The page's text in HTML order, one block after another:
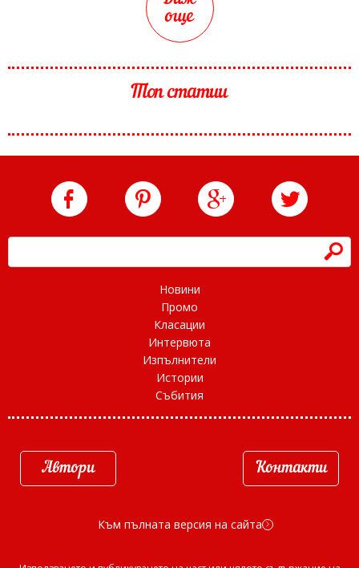
още
Топ статии
h
Новини
Промо
Класации
Интервюта
Изпълнители
Истории
Събития
Автори Контакти
Към пълната версия на сайта d